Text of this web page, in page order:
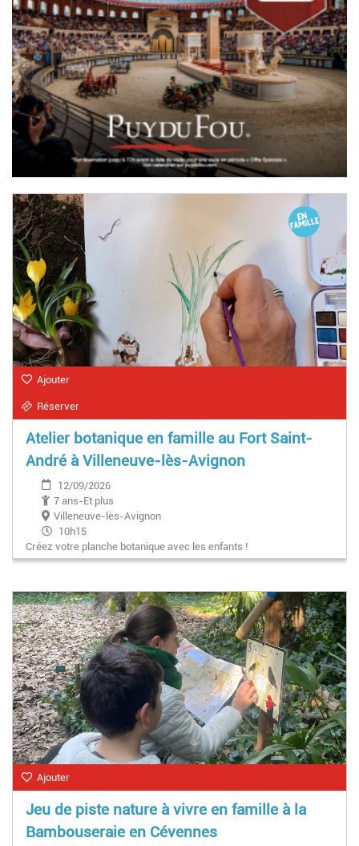
Ajouter
Réserver
Atelier botanique en famille au Fort Saint-
André à Villeneuve-lès-Avignon
12/09/2026
7 ans-Et plus
Villeneuve-lès-Avignon
10h15
Créez votre planche botanique avec les enfants !
Ajouter
Jeu de piste nature à vivre en famille à la
Bambouseraie en Cévennes